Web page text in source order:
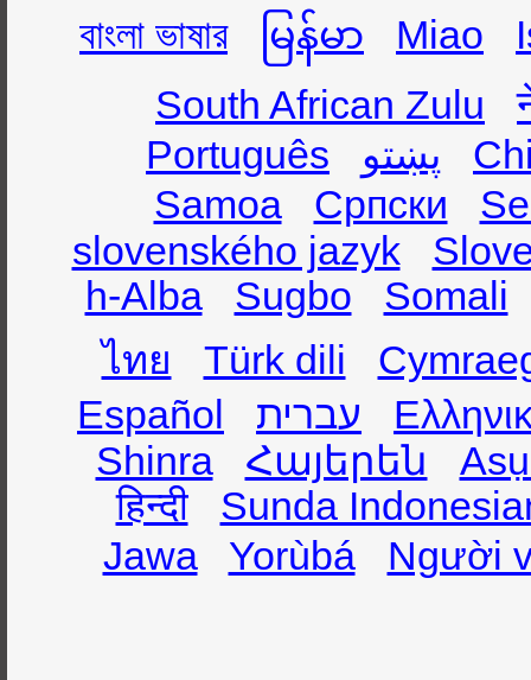
বাংলা ভাষার
မြန်မာ Miao
South African Zulu
Português
پښتو
Samoa
Српски
slovenského jazyk
h-Alba
Sugbo
Somali
ไทย
Türk dili
Español
עברית
Shinra
Հայերեն
हिन्दी
Sunda
Jawa
Yorùbá Người